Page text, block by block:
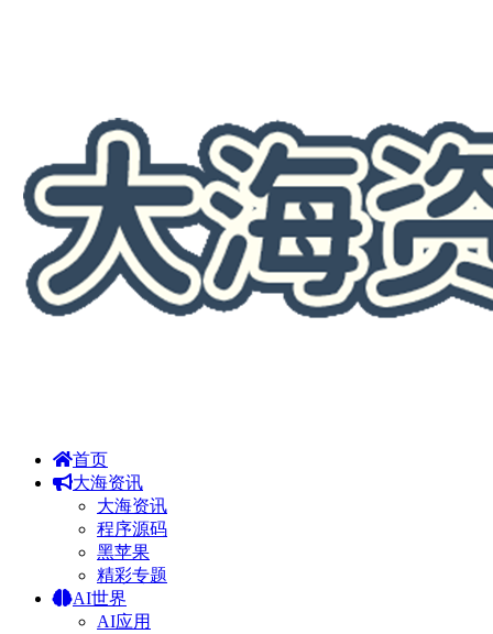
首页
大海资讯
大海资讯
程序源码
黑苹果
精彩专题
AI世界
AI应用